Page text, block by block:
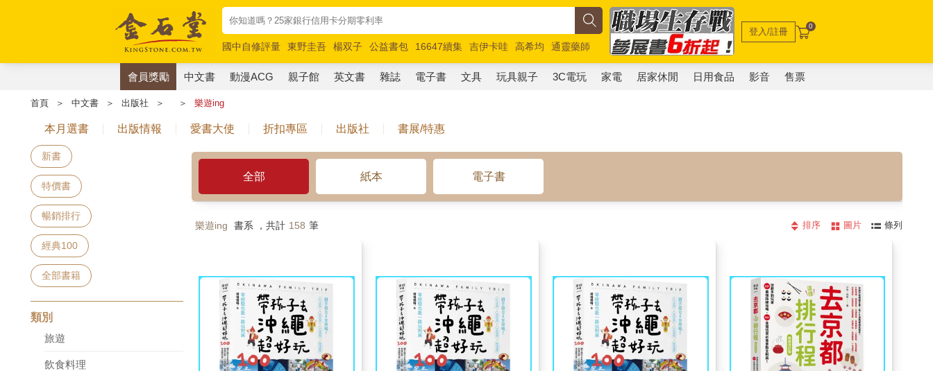
國中自修評量 東野圭吾 楊双子 公益書包 16647續集 吉伊卡哇 高希均
通靈藥師
唯紅花綻放
奧德賽 路邊攤新作 馬斯克 玩具總動員5 超慢跑
登入/註冊 0
會員獎勵 中文書 動漫ACG 親子館 英文書 雜誌 電子書 文具 玩具親子 3C電玩 家電 居家休閒 日用食品 影音 售票
首頁 ＞ 中文書 ＞ 出版社 ＞ ＞ 樂遊ing
本月選書 出版情報 愛書大使 折扣專區 出版社 書展/特惠
新書
特價書
暢銷排行
經典100
全部書籍
類別
旅遊
飲食料理
全部 紙本 電子書
樂遊ing 書系 ，共計 158 筆 排序 圖片 條列